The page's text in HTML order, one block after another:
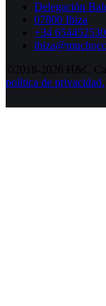
Delegación
07800 Ibiza
+34
©2018-2026 H&C
política de privacidad.